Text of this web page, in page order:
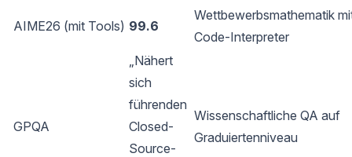
AIME26 (mit Tools) 99.6
Wettbewerbsmathematik
Code-Interpreter
GPQA
„Nähert
sich
führenden
Closed-
Source-
Wissenschaftliche QA auf
Graduiertenniveau